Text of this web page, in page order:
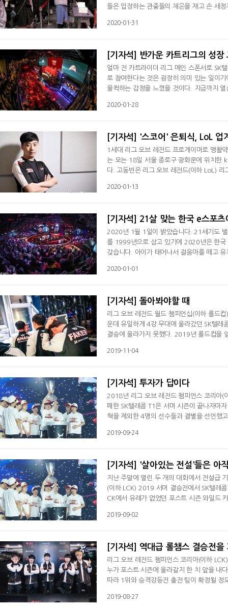
들은 입장하는 관중들의 체온을 재고 손 세
마스크를 벗지 않았다. 중국에서 시작된 신종 코로나바이러스 감염은 이제 한국을 위협하고 있다. 30일 기준, 전세계적
2020-01-31
[기자석] 반가운 카트리그의 성장
얼마 전 카트라이더 리그 메인 스폰서로 SK
로 참여한다는 것은 굉장히 의미 있는 일이
울컥하는 감정을 느꼈을 것이다. 지금까지
팬들로 넘쳐났고 10년 만에 야외 결승에서
2020-01-28
[기자석] '스코어' 은퇴식, LoL 업
1세대 리그 오브 레전드 프로게이머로 맹활
는 오는 18일 서울 종로구 광화문에 위치한
다. 고동빈은 리그 오브 레전드(이하 LoL)
서머에서 팀을 8강까지 올리면서 눈도장을
2020-01-13
[기자석] 21살 맞는 한국 e스포츠
2020년 1월 1일이 밝았습니다. 21세기도
를 1999년으로 삼고 있기에 2020년은 한국 e스포츠가 21살이
갖습니다. 아이가 태어나서 걸음마를 떼고
떤 길을 걸을지 결정하는 시기입니다. 내 꿈
2020-01-01
[기자석] 돌아봐야할 때
리그 오브 레전드 월드 챔피언십(이하 롤드
운데 유일하게 4강 무대에 올라갔던 SK텔
결승에 올라가지 못했다. 2019년 롤드컵을 앞두고 한국은 소환사의 컵을 탈환하겠다는 각오를 내비쳤다. 한국 1번 시드
조세형 등 각 포지션에서 최고라고 불리는
2019-11-04
[기자석] 투자가 답이다
2018년 리그 오브 레전드 챔피언스 코리아(
패한 SK텔레콤 T1은 서머 시즌이 끝나자마
혁을 제외한 4명의 선수들과 결별을 선언했
는 서포터 '마타' 조세형까지 영입하면서 드
2019-09-24
[기자석] '살아있는 전설'들은 아
지난 주말에 열린 두 개의 대회에서 전설급
(이하 LCK) 2019 서머 결승전에서 SK텔레콤 T1
CK에서 유례가 없었던 포스트 시즌 와일드
만들 때부터 주전으로 활약한 이상혁은
2019-09-02
[기자석] 역대급 롤챔스 결승전을
리그 오브 레전드 챔피언스 코리아(이하
누가 포스트 시즌에 올라갈지 한 치 앞을 내
따라 1위와 승격강등전 출전 팀이 확정될 정도로 긴박감이 계속됐다. 상위
세트 득실도 모자라 승자승으로 인해 1위가
2019-08-27